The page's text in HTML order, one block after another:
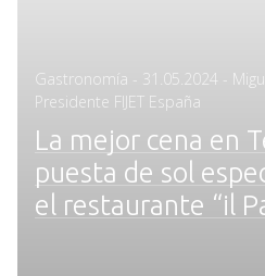
Gastronomía - Posted
on
31.05.2024 -
Presidente FIJET España
La mejor cena en
puesta de sol
el restaurante “il